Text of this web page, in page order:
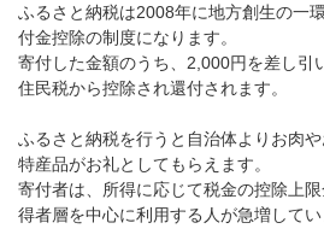
ふるさと納税は2008年に地方創生の一
付金控除の制度になります。
寄付した金額のうち、2,000円を差し引
住民税から控除され還付されます。
ふるさと納税を行うと自治体よりお肉
特産品がお礼としてもらえます。
寄付者は、所得に応じて税金の控除上
得者層を中心に利用する人が急増してい